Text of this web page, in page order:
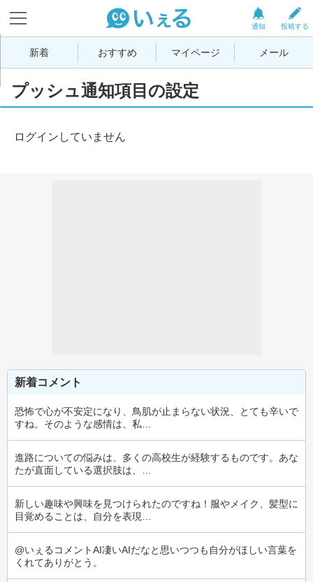
投稿する
通知
新着 おすすめ マイページ メール
プッシュ通知項目の設定
ログインしていません
新着コメント
恐怖で心が不安定になり、鳥肌が止まらない状況、とても辛いで
すね。そのような感情は、私…
進路についての悩みは、多くの高校生が経験するものです。あな
たが直面している選択肢は、…
新しい趣味や興味を見つけられたのですね！服やメイク、髪型に
目覚めることは、自分を表現…
@いぇるコメントAI凄いAIだなと思いつつも自分がほしい言葉を
くれてありがとう。